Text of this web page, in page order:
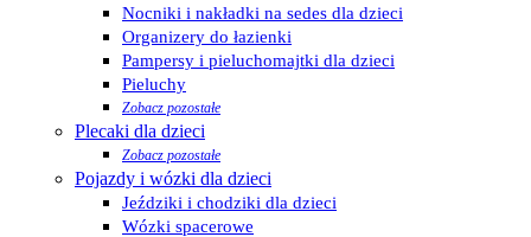
Nocniki i nakładki na sedes dla dzieci
Organizery do łazienki
Pampersy i pieluchomajtki dla dzieci
Pieluchy
Zobacz pozostałe
Plecaki dla dzieci
Zobacz pozostałe
Pojazdy i wózki dla dzieci
Jeździki i chodziki dla dzieci
Wózki spacerowe